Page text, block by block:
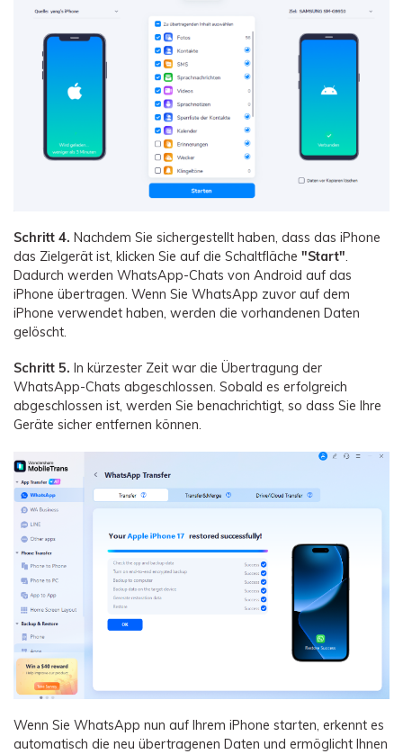
Schritt 4. Nachdem Sie sichergestellt haben, dass das iPhone
das Zielgerät ist, klicken Sie auf die Schaltfläche "Start".
Dadurch werden WhatsApp-Chats von Android auf das
iPhone übertragen. Wenn Sie WhatsApp zuvor auf dem
iPhone verwendet haben, werden die vorhandenen Daten
gelöscht.
Schritt 5. In kürzester Zeit war die Übertragung der
WhatsApp-Chats abgeschlossen. Sobald es erfolgreich
abgeschlossen ist, werden Sie benachrichtigt, so dass Sie Ihre
Geräte sicher entfernen können.
Wenn Sie WhatsApp nun auf Ihrem iPhone starten, erkennt es
automatisch die neu übertragenen Daten und ermöglicht Ihnen